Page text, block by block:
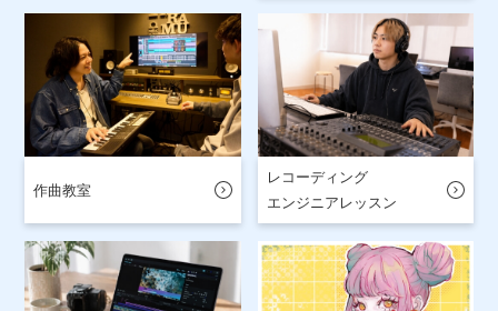
作曲教室
レコーディング
エンジニアレッスン